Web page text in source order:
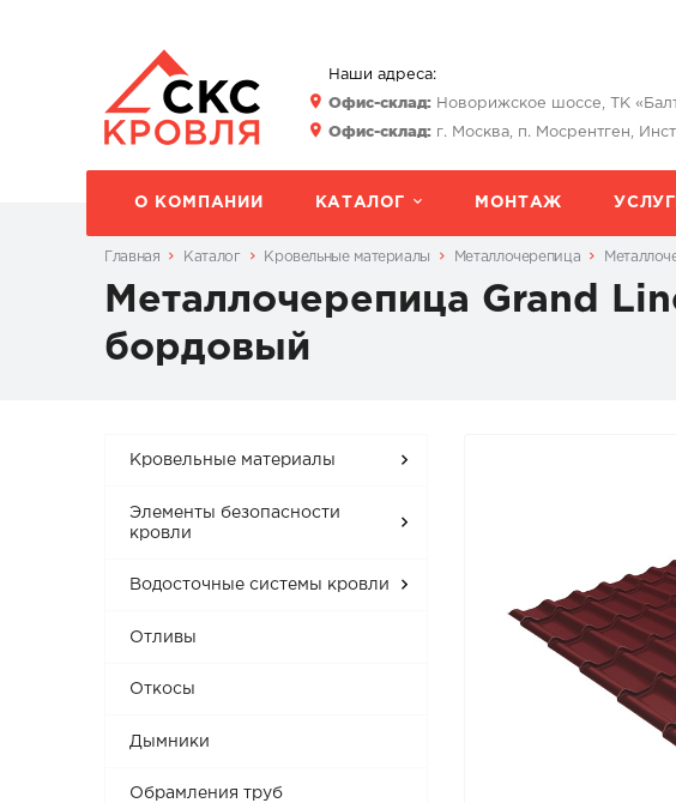
Наши адреса:
Офис-склад:Новорижское шоссе, ТК
Офис-склад:г. Москва, п. Мосрентген,
О КОМПАНИИ КАТАЛОГ МОНТАЖ
Главная Каталог Кровельные материалы Металлочерепица
Металлочерепица Grand
бордовый
Кровельные материалы
Элементы безопасности
кровли
Водосточные системы кровли
Отливы
Откосы
Дымники
Обрамления труб